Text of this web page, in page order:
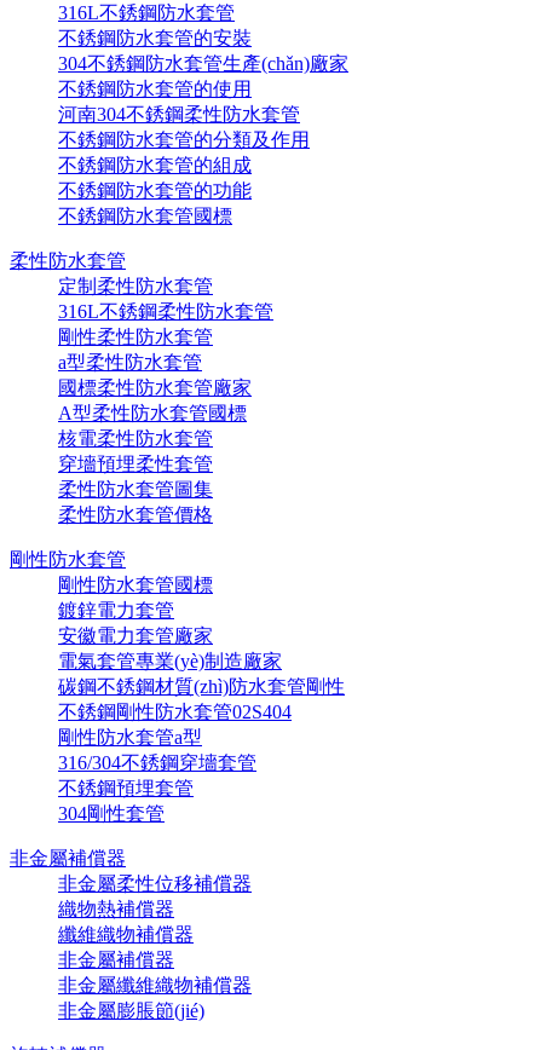
316L不銹鋼防水套管
不銹鋼防水套管的安裝
304不銹鋼防水套管生產(chǎn)廠家
不銹鋼防水套管的使用
河南304不銹鋼柔性防水套管
不銹鋼防水套管的分類及作用
不銹鋼防水套管的組成
不銹鋼防水套管的功能
不銹鋼防水套管國標
柔性防水套管
定制柔性防水套管
316L不銹鋼柔性防水套管
剛性柔性防水套管
a型柔性防水套管
國標柔性防水套管廠家
A型柔性防水套管國標
核電柔性防水套管
穿墻預埋柔性套管
柔性防水套管圖集
柔性防水套管價格
剛性防水套管
剛性防水套管國標
鍍鋅電力套管
安徽電力套管廠家
電氣套管專業(yè)制造廠家
碳鋼不銹鋼材質(zhì)防水套管剛性
不銹鋼剛性防水套管02S404
剛性防水套管a型
316/304不銹鋼穿墻套管
不銹鋼預埋套管
304剛性套管
非金屬補償器
非金屬柔性位移補償器
織物熱補償器
纖維織物補償器
非金屬補償器
非金屬纖維織物補償器
非金屬膨脹節(jié)